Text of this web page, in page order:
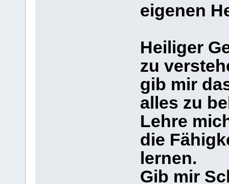
eigenen
Heiliger
zu
gib mir
alles zu
Lehre
die
lernen.
Gib mir